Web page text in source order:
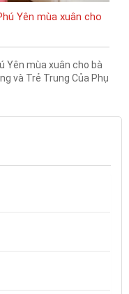
Yên mùa xuân cho
Yên mùa xuân cho bà
và Trẻ Trung Của Phụ